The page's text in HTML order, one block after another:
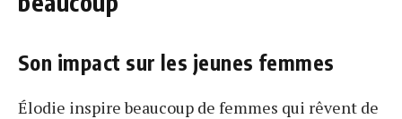
Son impact sur les jeunes femmes
Élodie inspire beaucoup de femmes qui rêvent de